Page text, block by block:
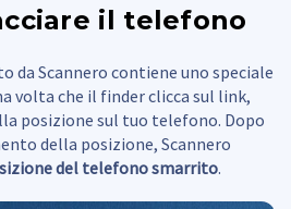
il telefono
da Scannero contiene uno speciale
volta che il finder clicca sul link,
posizione sul tuo telefono. Dopo
della posizione, Scannero
del telefono smarrito.